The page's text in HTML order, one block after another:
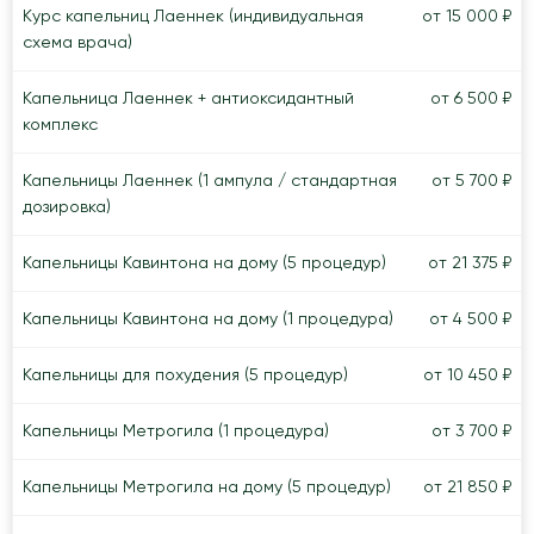
Курс капельниц Лаеннек (индивидуальная
схема врача)
от 15 000 ₽
Капельница Лаеннек + антиоксидантный
комплекс
от 6 500 ₽
Капельницы Лаеннек (1 ампула / стандартная
дозировка)
от 5 700 ₽
Капельницы Кавинтона на дому (5 процедур) от 21 375 ₽
Капельницы Кавинтона на дому (1 процедура) от 4 500 ₽
Капельницы для похудения (5 процедур) от 10 450 ₽
Капельницы Метрогила (1 процедура) от 3 700 ₽
Капельницы Метрогила на дому (5 процедур) от 21 850 ₽